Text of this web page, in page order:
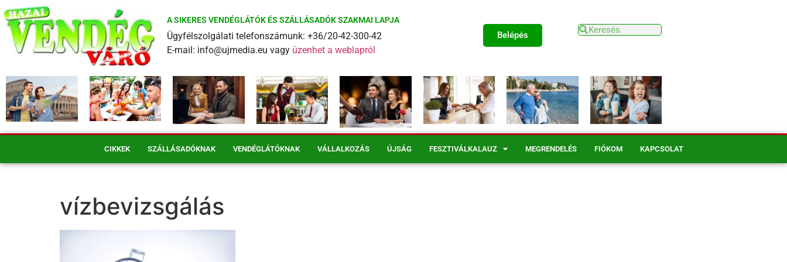
A SIKERES VENDÉGLÁTÓK ÉS SZÁLLÁSADÓK SZAKMAI LAPJA
Ügyfélszolgálati telefonszámunk: +36/20-42-300-42
E-mail: info@ujmedia.eu vagy üzenhet a weblapról
Belépés
CIKKEK SZÁLLÁSADÓKNAK VENDÉGLÁTÓKNAK VÁLLALKOZÁS ÚJSÁG FESZTIVÁLKALAUZ MEGRENDELÉS FIÓKOM KAPCSOLAT
vízbevizsgálás